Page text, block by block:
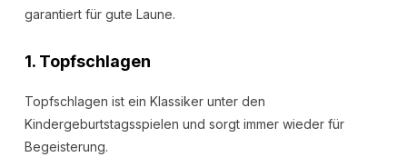
garantiert für gute Laune.
1. Topfschlagen
Topfschlagen ist ein Klassiker unter den
Kindergeburtstagsspielen und sorgt immer wieder für
Begeisterung.